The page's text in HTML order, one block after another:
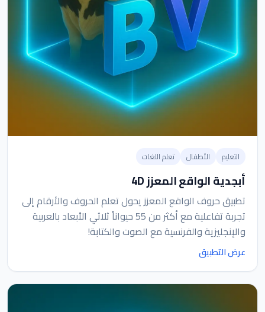
التعليم الأطفال تعلم اللغات
أبجدية الواقع المعزز 4D
تطبيق حروف الواقع المعزز يحول تعلم الحروف والأرقام إلى
تجربة تفاعلية مع أكثر من 55 حيواناً ثلاثي الأبعاد بالعربية
والإنجليزية والفرنسية مع الصوت والكتابة!
عرض التطبيق